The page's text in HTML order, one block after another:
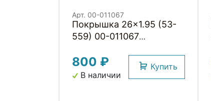
Арт. 00-011067
Покрышка 26x1.95 (53-
559) 00-011067
низкий (25) H.R.T.
800 ₽
В наличии
Купить